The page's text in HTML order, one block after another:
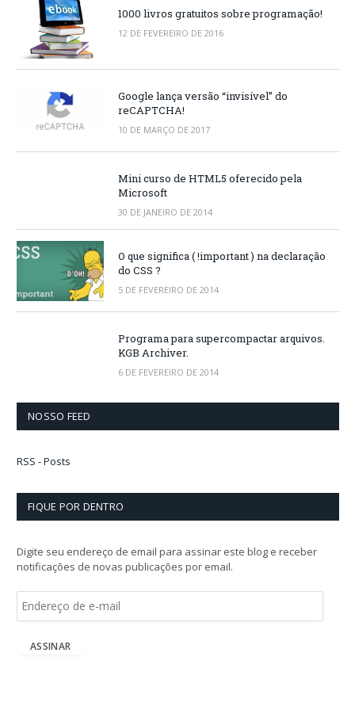
1000 livros gratuitos sobre programação!
12 DE FEVEREIRO DE 2016
Google lança versão “invisível” do
reCAPTCHA!
10 DE MARÇO DE 2017
Mini curso de HTML5 oferecido pela
Microsoft
30 DE JANEIRO DE 2014
O que significa ( !important ) na declaração
do CSS ?
5 DE FEVEREIRO DE 2014
Programa para supercompactar arquivos.
KGB Archiver.
6 DE FEVEREIRO DE 2014
NOSSO FEED
RSS - Posts
FIQUE POR DENTRO
Digite seu endereço de email para assinar este blog e receber
notificações de novas publicações por email.
ASSINAR